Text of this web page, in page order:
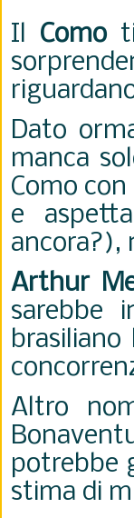
Il Como
Dato
manca
Como
e
ancora?),
Arthur
sarebbe
Altro
potrebbe
stima di